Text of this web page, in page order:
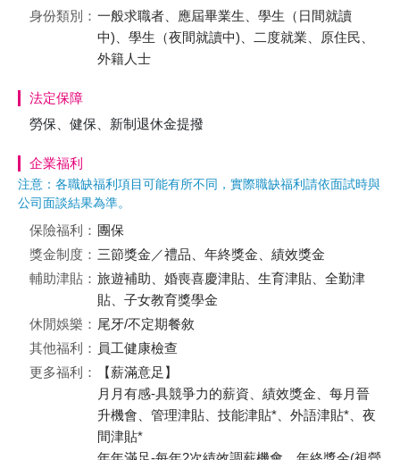
身份類別： 一般求職者、應屆畢業生、學生（日間就讀
中)、學生（夜間就讀中)、二度就業、原住民、
外籍人士
法定保障
勞保、健保、新制退休金提撥
企業福利
注意：各職缺福利項目可能有所不同，實際職缺福利請依面試時與
公司面談結果為準。
保險福利： 團保
獎金制度： 三節獎金／禮品、年終獎金、績效獎金
輔助津貼： 旅遊補助、婚喪喜慶津貼、生育津貼、全勤津
貼、子女教育獎學金
休閒娛樂： 尾牙/不定期餐敘
其他福利： 員工健康檢查
更多福利：
【薪滿意足】
月月有感-具競爭力的薪資、績效獎金、每月晉
升機會、管理津貼、技能津貼*、外語津貼*、夜
間津貼*